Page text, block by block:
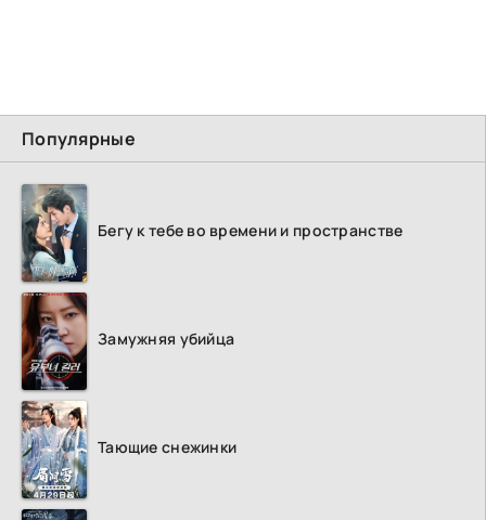
Популярные
Бегу к тебе во времени и пространстве
Замужняя убийца
Тающие снежинки